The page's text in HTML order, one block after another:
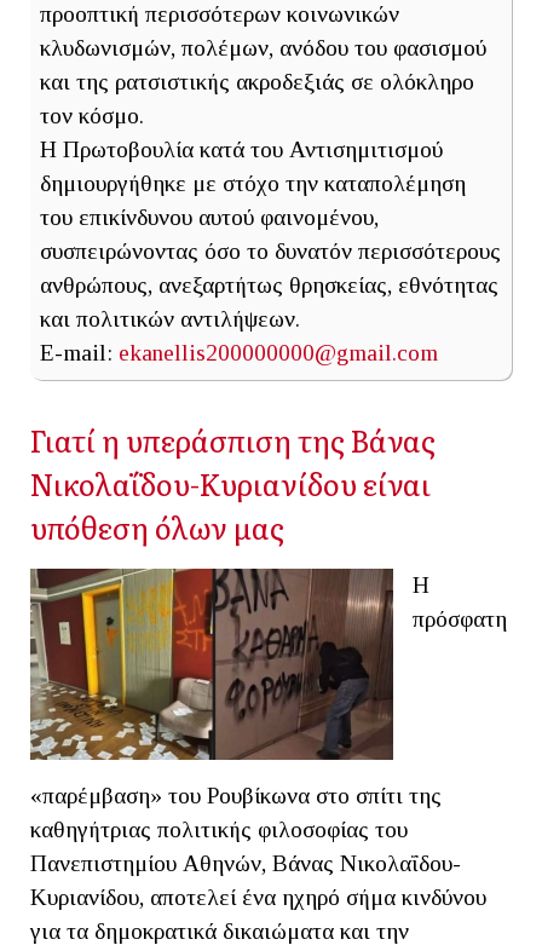
προοπτική περισσότερων κοινωνικών
κλυδωνισμών, πολέμων, ανόδου του φασισμού
και της ρατσιστικής ακροδεξιάς σε ολόκληρο
τον κόσμο.
Η Πρωτοβουλία κατά του Αντισημιτισμού
δημιουργήθηκε με στόχο την καταπολέμηση
του επικίνδυνου αυτού φαινομένου,
συσπειρώνοντας όσο το δυνατόν περισσότερους
ανθρώπους, ανεξαρτήτως θρησκείας, εθνότητας
και πολιτικών αντιλήψεων.
E-mail: ekanellis200000000@gmail.com
Γιατί η υπεράσπιση της Βάνας
Νικολαΐδου-Κυριανίδου είναι
υπόθεση όλων μας
Η
πρόσφατη
«παρέμβαση» του Ρουβίκωνα στο σπίτι της
καθηγήτριας πολιτικής φιλοσοφίας του
Πανεπιστημίου Αθηνών, Βάνας Νικολαΐδου-
Κυριανίδου, αποτελεί ένα ηχηρό σήμα κινδύνου
για τα δημοκρατικά δικαιώματα και την